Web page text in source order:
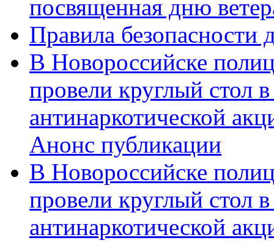
посвященная дню
Правила безопасности
В Новороссийске
провели круглый стол
антинаркотической
Анонс публикации
В Новороссийске
провели круглый стол
антинаркотической